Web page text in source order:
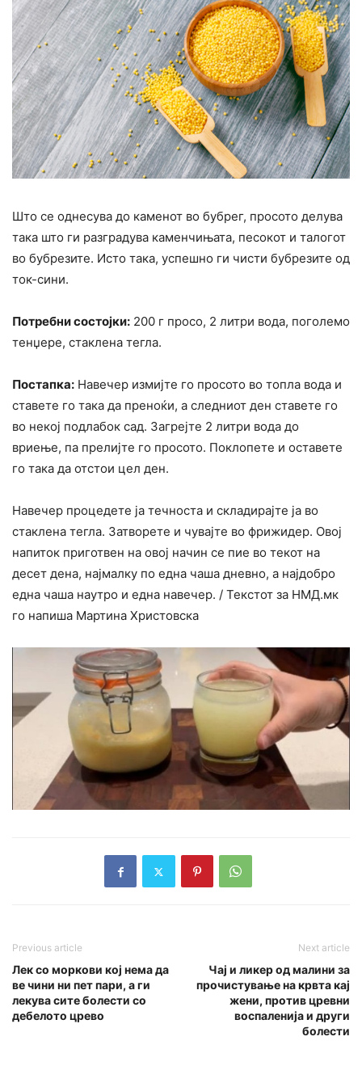
Што се однесува до каменот во бубрег, просото делува
така што ги разградува каменчињата, песокот и талогот
во бубрезите. Исто така, успешно ги чисти бубрезите од
ток-сини.
Потребни состојки: 200 г просо, 2 литри вода, поголемо
тенџере, стаклена тегла.
Постапка: Навечер измијте го просото во топла вода и
ставете го така да преноќи, а следниот ден ставете го
во некој подлабок сад. Загрејте 2 литри вода до
вриење, па прелијте го просото. Поклопете и оставете
го така да отстои цел ден.
Навечер процедете ја течноста и складирајте ја во
стаклена тегла. Затворете и чувајте во фрижидер. Овој
напиток приготвен на овој начин се пие во текот на
десет дена, најмалку по една чаша дневно, а најдобро
една чаша наутро и една навечер. / Текстот за НМД.мк
го напиша Мартина Христовска
Previous article
Лек со моркови кој нема да
ве чини ни пет пари, а ги
лекува сите болести со
дебелото црево
Next article
Чај и ликер од малини за
прочистување на кpвтa кај
жени, против цревни
воспаленија и други
болести